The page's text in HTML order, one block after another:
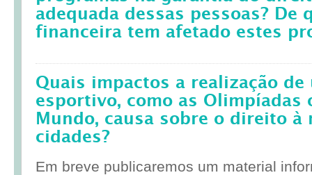
adequada dessas pessoas? De
financeira tem afetado estes
Quais impactos a realização de
esportivo, como as Olimpíadas
Mundo, causa sobre o direito à
cidades?
Em breve publicaremos um material